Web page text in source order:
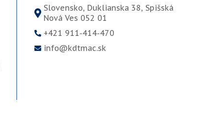
Slovensko, Duklianska 38, Spišská
Nová Ves 052 01
+421 911-414-470
info@kdtmac.sk